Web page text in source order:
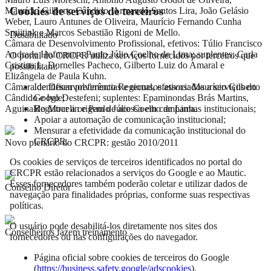
Maurício Gilberto Cândido, Armando Santos Lira, João Gelásio
Weber, Lauro Antunes de Oliveira, Maurício Fernando Cunha
Smijtink e Marcos Sebastião Rigoni de Mello.
Câmara de Desenvolvimento Profissional, efetivos: Túlio Francisco
Andrade Hofmann e Paulo Júlio Coelho de Lima; suplentes: Carla
Cristina L. Dornelles Pacheco, Gilberto Luiz do Amaral e
Elizângela de Paula Kuhn.
Câmara de Desenvolvimento Regional, efetivos: Maurício Gilberto
Cândido e Ivo Destefeni; suplentes: Epaminondas Brás Martins,
Aguinaldo Mocelin e Paulo Júlio Coelho de Lima.
Novo plenário do CRCPR: gestão 2010/2011
Conselho Diretor
Conselheiros fazem treinamento
Cookies de serviços de terceiros
Desabilitado
O portal do CRCPR utiliza serviços fornecidos por terceiros que
possibilitam:
Identificar preferências e recursos associados a serviços do
Google;
Registrar a origem de acesso em campanhas institucionais;
Apoiar a automação de comunicação institucional;
Mensurar a efetividade da comunicação institucional do
CRCPR.
Os cookies de serviços de terceiros identificados no portal do
CRCPR estão relacionados a serviços do Google e ao Mautic.
Esses fornecedores também poderão coletar e utilizar dados de
navegação para finalidades próprias, conforme suas respectivas
políticas.
O usuário pode desabilitá-los diretamente nos sites dos
fornecedores ou nas configurações do navegador.
Página oficial sobre cookies de terceiros do Google
(https://business.safety.google/adscookies).